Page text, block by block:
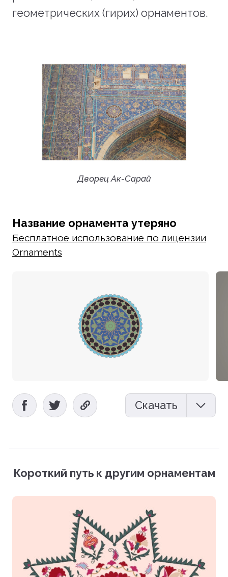
геометрических (гирих) орнаментов.
Дворец Ак-Сарай
Название орнамента утеряно
Бесплатное использование по лицензии
Ornaments
Скачать
Фотографии (PNG)
Загрузить все файлы
Короткий путь к другим орнаментам